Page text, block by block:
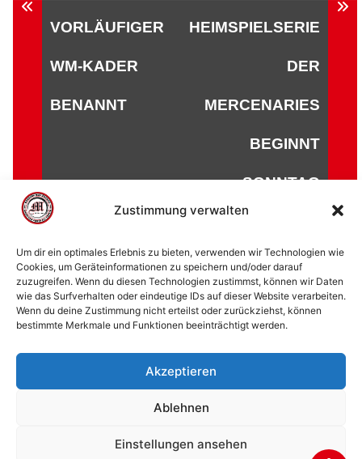
Zustimmung verwalten
Um dir ein optimales Erlebnis zu bieten, verwenden wir Technologien wie
Cookies, um Geräteinformationen zu speichern und/oder darauf
zuzugreifen. Wenn du diesen Technologien zustimmst, können wir Daten
wie das Surfverhalten oder eindeutige IDs auf dieser Website verarbeiten.
Wenn du deine Zustimmung nicht erteilst oder zurückziehst, können
bestimmte Merkmale und Funktionen beeinträchtigt werden.
Akzeptieren
Ablehnen
Einstellungen ansehen
Beitragsnavigation
VORLÄUFIGER
WM-KADER
BENANNT
HEIMSPIELSERIE
DER
MERCENARIES
BEGINNT
SONNTAG
© 2002 - 2026 American Football Verein Marburg
Mercenaries e.V. |die Stadt Marburg|Impressum
Datenschutzerklärung|Cookie-Richtlinie (EU)
Kontakt